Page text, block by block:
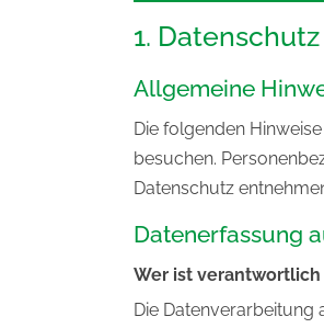
1.
Allgemeine
Die folgenden
besuchen.
Datenschutz
Datenerfassung
Wer ist
Die Datenverarbeitung